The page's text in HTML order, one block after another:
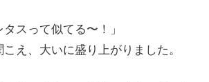
タスって似てる〜！」
え、大いに盛り上がりました。